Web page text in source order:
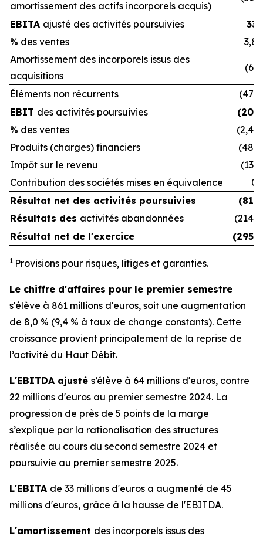
amortissement des actifs incorporels acquis)
EBITA ajusté des activités poursuivies
33
% des ventes
3,8
Amortissement des incorporels issus des
acquisitions
(6)
Éléments non récurrents
(47)
EBIT des activités poursuivies
(20)
% des ventes
(2,4)
Produits (charges) financiers
(48)
Impôt sur le revenu
(13)
Contribution des sociétés mises en équivalence
0
Résultat net des activités poursuivies
(81)
Résultats des activités abandonnées
(214)
Résultat net de l'exercice
(295)
1 Provisions pour risques, litiges et garanties.
Le chiffre d'affaires pour le premier semestre
s'élève à 861 millions d'euros, soit une augmentation
de 8,0 % (9,4 % à taux de change constants). Cette
croissance provient principalement de la reprise de
l’activité du Haut Débit.
L'EBITDA ajusté s’élève à 64 millions d'euros, contre
22 millions d'euros au premier semestre 2024. La
progression de près de 5 points de la marge
s’explique par la rationalisation des structures
réalisée au cours du second semestre 2024 et
poursuivie au premier semestre 2025.
L'EBITA de 33 millions d'euros a augmenté de 45
millions d'euros, grâce à la hausse de l'EBITDA.
L'amortissement des incorporels issus des